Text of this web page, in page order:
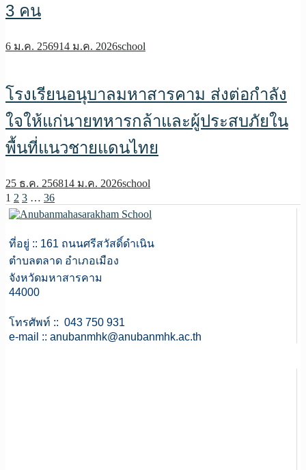
3 คน
6 ม.ค. 256914 ม.ค. 2026school
โรงเรียนอนุบาลมหาสารคาม ส่งต่อกำลัง
ใจให้แก่นายทหารกล้าและผู้ประสบภัยใน
พื้นที่แนวชายแดนไทย
25 ธ.ค. 256814 ม.ค. 2026school
1 2 3 … 36
ที่อยู่ :: 161 ถนนศรีสวัสดิ์ดำเนิน
ตำบลตลาด อำเภอเมือง
จังหวัดมหาสารคาม
44000
โทรศัพท์ :: 043 750 931
e-mail :: anubanmhk@anubanmhk.ac.th